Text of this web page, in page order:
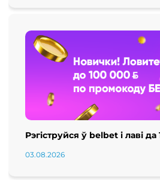
Рэгіструйся ў belbet і лаві
03.08.2026